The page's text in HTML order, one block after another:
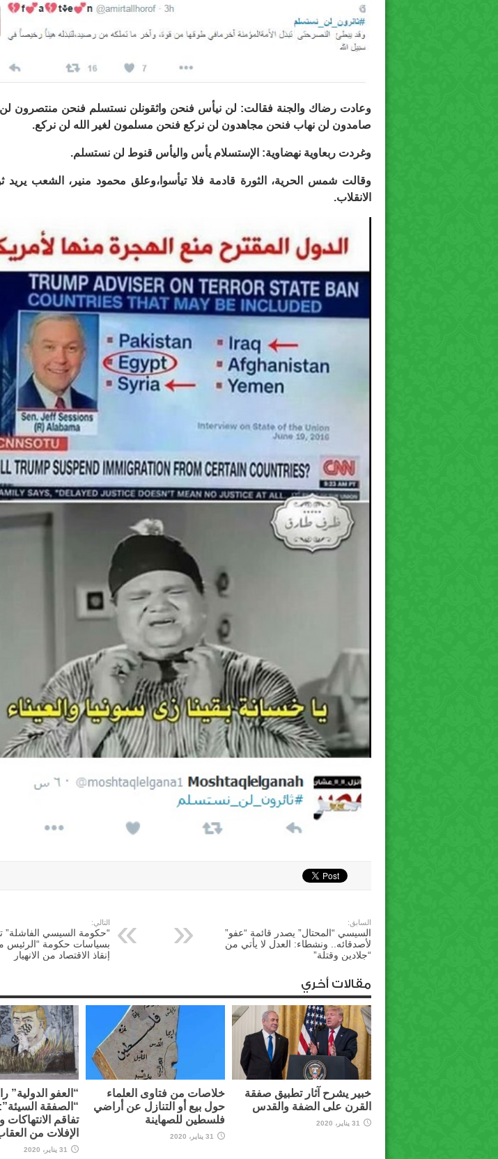
وعادت رضاك والجنة فقالت: لن نيأس فنحن واثقونلن نستسلم فنحن منتصرون
صامدون لن نهاب فنحن مجاهدون لن نركع فنحن مسلمون لغير الله لن نركع.
وغردت ربعاوية نهضاوية: الإستسلام يأس واليأس قنوط لن نستسلم.
وقالت شمس الحرية، الثورة قادمة فلا تيأسوا،وعلق محمود منير، الشعب يريد
الانقلاب.
السابق:
السيسي “المحتال” يصدر قائمة “عفو”
لأصدقائه.. ونشطاء: العدل لا يأتي من
“جلادين وقتلة”
التالي:
“حكومة السيسي الفاشلة”
بسياسات حكومة “الرئيس
إنقاذ الاقتصاد من الانهيار
مقالات أخري
خبير يشرح آثار تطبيق صفقة
القرن على الضفة والقدس
31 يناير، 2020
خلاصات من فتاوى العلماء
حول بيع أو التنازل عن أراضي
فلسطين للصهاينة
31 يناير، 2020
“العفو الدولية”
“الصفقة
تفاقم
الإفلات من
31 يناير، 2020